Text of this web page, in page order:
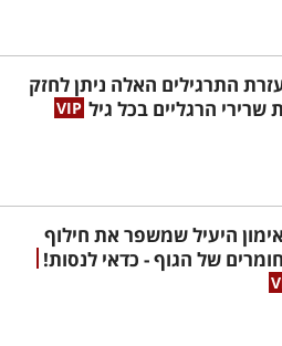
התרגילים האלה ניתן לחזק
שרירי הרגליים בכל גיל
היעיל שמשפר את חילוף
של הגוף - כדאי לנסות!